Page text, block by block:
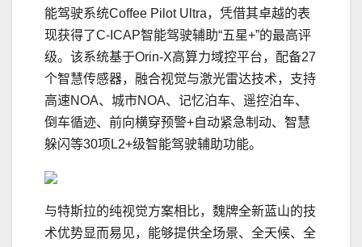
能驾驶系统Coffee Pilot Ultra，凭借其卓越的表
现获得了C-ICAP智能驾驶辅助“五星+”的最高评
级。该系统基于Orin-X高算力域控平台，配备27
个智慧传感器，融合视觉与激光雷达技术，支持
高速NOA、城市NOA、记忆泊车、遥控泊车、
倒车循迹、前向横穿预警+自动紧急制动、智慧
躲闪等30项L2+级智能驾驶辅助功能。
与特斯拉的纯视觉方案相比，魏牌全新蓝山的技
术优势显而易见，能够提供全场景、全天候、全